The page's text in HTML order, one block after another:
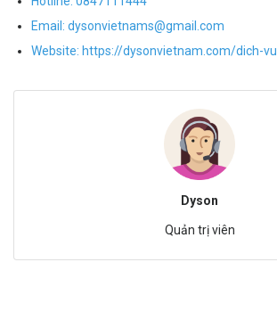
Email: dysonvietnams@gmail.com
Website: https://dysonvietnam.com/dich-vu
Dyson
Quản trị viên